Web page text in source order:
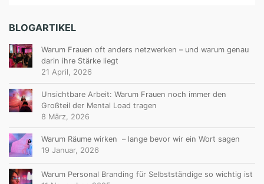
BLOGARTIKEL
Warum Frauen oft anders netzwerken – und warum genau
darin ihre Stärke liegt
21 April, 2026
Unsichtbare Arbeit: Warum Frauen noch immer den
Großteil der Mental Load tragen
8 März, 2026
Warum Räume wirken – lange bevor wir ein Wort sagen
19 Januar, 2026
Warum Personal Branding für Selbstständige so wichtig ist